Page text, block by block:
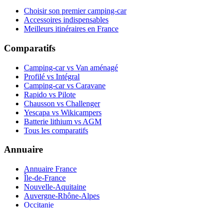
Choisir son premier camping-car
Accessoires indispensables
Meilleurs itinéraires en France
Comparatifs
Camping-car vs Van aménagé
Profilé vs Intégral
Camping-car vs Caravane
Rapido vs Pilote
Chausson vs Challenger
Yescapa vs Wikicampers
Batterie lithium vs AGM
Tous les comparatifs
Annuaire
Annuaire France
Île-de-France
Nouvelle-Aquitaine
Auvergne-Rhône-Alpes
Occitanie